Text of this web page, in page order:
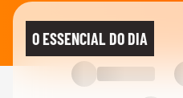
O ESSENCIAL DO DIA